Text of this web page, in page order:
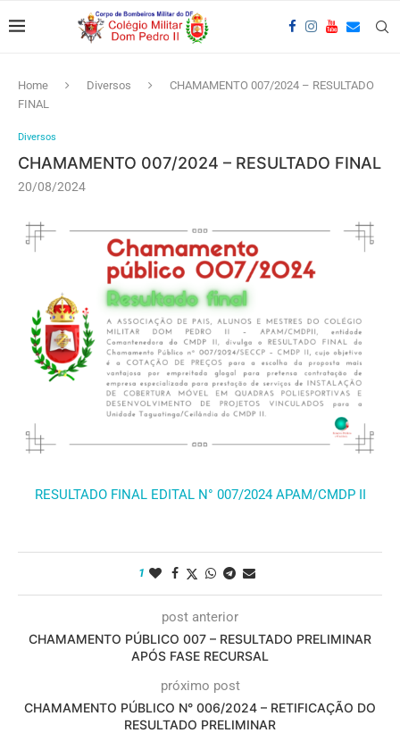
Home Diversos
CHAMAMENTO 007/2024 – RESULTADO
FINAL
Diversos
CHAMAMENTO 007/2024 – RESULTADO FINAL
20/08/2024
RESULTADO FINAL EDITAL N° 007/2024 APAM/CMDP II
1
post anterior
CHAMAMENTO PÚBLICO 007 – RESULTADO PRELIMINAR
APÓS FASE RECURSAL
próximo post
CHAMAMENTO PÚBLICO N° 006/2024 – RETIFICAÇÃO DO
RESULTADO PRELIMINAR